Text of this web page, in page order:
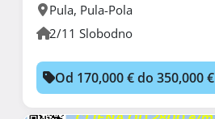
Pula, Pula-Pola
2/11 Slobodno
Od 170,000 € do 350,000 €